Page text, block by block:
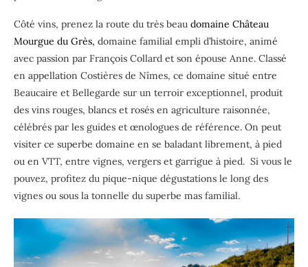
Côté vins, prenez la route du très beau domaine Château
Mourgue du Grès, domaine familial empli d’histoire, animé
avec passion par François Collard et son épouse Anne. Classé
en appellation Costières de Nîmes, ce domaine situé entre
Beaucaire et Bellegarde sur un terroir exceptionnel, produit
des vins rouges, blancs et rosés en agriculture raisonnée,
célébrés par les guides et œnologues de référence. On peut
visiter ce superbe domaine en se baladant librement, à pied
ou en VTT, entre vignes, vergers et garrigue à pied. Si vous le
pouvez, profitez du pique-nique dégustations le long des
vignes ou sous la tonnelle du superbe mas familial.